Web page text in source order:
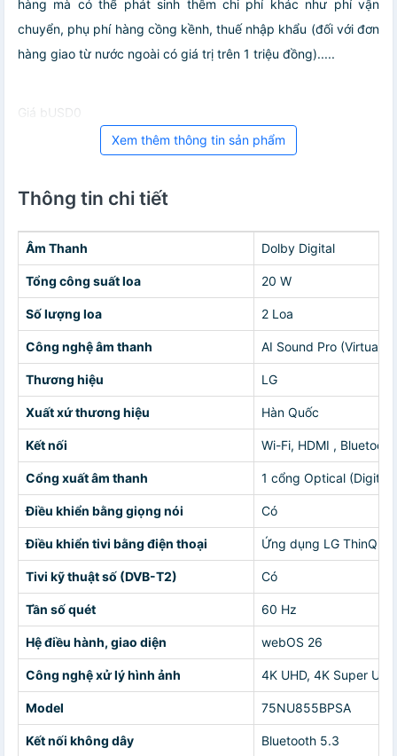
hàng mà có thể phát sinh thêm chi phí khác như phí vận
chuyển, phụ phí hàng cồng kềnh, thuế nhập khẩu (đối với đơn
hàng giao từ nước ngoài có giá trị trên 1 triệu đồng).....
Giá bUSD0
Xem thêm thông tin sản phẩm
Thông tin chi tiết
Âm Thanh Dolby Digital
Tổng công suất loa 20 W
Số lượng loa 2 Loa
Công nghệ âm thanh AI Sound Pro (Virtual
Thương hiệu LG
Xuất xứ thương hiệu Hàn Quốc
Kết nối Wi-Fi, HDMI , Bluetooth
Cổng xuất âm thanh 1 cổng Optical (Digital
Điều khiển bằng giọng nói Có
Điều khiển tivi bằng điện thoại Ứng dụng LG ThinQ
Tivi kỹ thuật số (DVB-T2) Có
Tần số quét 60 Hz
Hệ điều hành, giao diện webOS 26
Công nghệ xử lý hình ảnh 4K UHD, 4K Super
Model 75NU855BPSA
Kết nối không dây Bluetooth 5.3